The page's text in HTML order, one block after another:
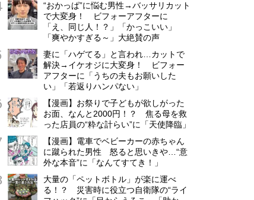
“おかっぱ”に悩む男性→バッサリカット
で大変身！ ビフォーアフターに
「え、同じ人！？」「かっこいい」
「爽やかすぎる～」大絶賛の声
妻に「ハゲてる」と言われ…カットで
解決→イケオジに大変身！ ビフォー
アフターに「うちの夫もお願いした
い」「若返りハンパない」
【漫画】お祭りで子どもが欲しがった
お面、なんと2000円！？ 焦る母を救
った店員の“粋な計らい”に「天使降臨」
【漫画】電車でベビーカーの赤ちゃん
に蹴られた男性 怒ると思いきや…“意
外な本音”に「なんてすてき！」
大量の「ペットボトル」が楽に運べ
る！？ 災害時に役立つ自衛隊の“ライ